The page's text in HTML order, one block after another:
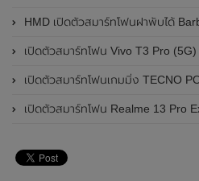
HMD เปิดตัวสมาร์ทโฟนฝาพับได้ Barbie Phone อ
เปิดตัวสมาร์ทโฟน Vivo T3 Pro (5G) อย่า
เปิดตัวสมาร์ทโฟนเกมมิ่ง TECNO POVA 6 Neo อย่างเป็
เปิดตัวสมาร์ทโฟน Realme 13 Pro Extreme